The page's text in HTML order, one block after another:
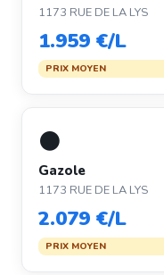
1173 RUE DE LA LYS
1.959 €/L
PRIX MOYEN
⚫
Gazole
1173 RUE DE LA LYS
2.079 €/L
PRIX MOYEN